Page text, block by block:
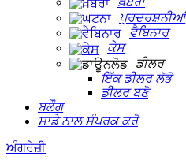
ਪ੍ਰਦਰਸ਼ਨੀਆਂ
ਵੈਬਿਨਾਰ
ਕੇਸ
ਡੀਲਰ
ਇੱਕ ਡੀਲਰ ਲੱਭੋ
ਡੀਲਰ ਬਣੋ
ਬਲੌਗ
ਸਾਡੇ ਨਾਲ ਸੰਪਰਕ ਕਰੋ
ਅੰਗਰੇਜ਼ੀ